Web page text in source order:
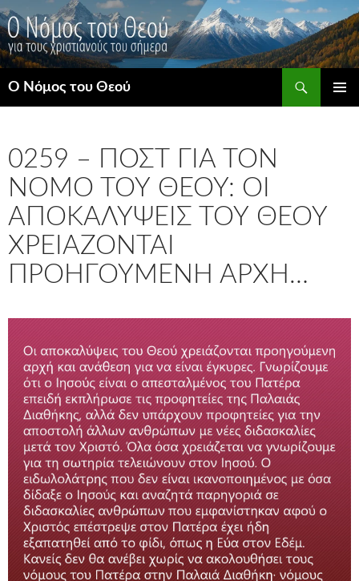
Μετάβαση
σε
περιεχόμενο
Ο Νόμος του Θεού
0259 – ΠΟΣΤ ΓΙΑ ΤΟΝ
ΝΌΜΟ ΤΟΥ ΘΕΟΎ: ΟΙ
ΑΠΟΚΑΛΎΨΕΙΣ ΤΟΥ ΘΕΟΎ
ΧΡΕΙΆΖΟΝΤΑΙ
ΠΡΟΗΓΟΎΜΕΝΗ ΑΡΧΉ…